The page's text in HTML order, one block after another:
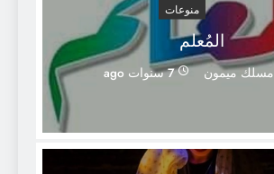
منوعات
المُعلم
مسلك ميمون 7 سنوات ago